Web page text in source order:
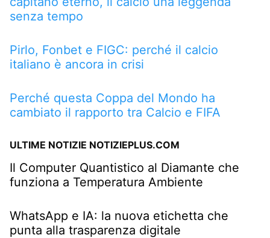
senza tempo
Pirlo, Fonbet e FIGC: perché il calcio
italiano è ancora in crisi
Perché questa Coppa del Mondo ha
cambiato il rapporto tra Calcio e FIFA
ULTIME NOTIZIE NOTIZIEPLUS.COM
Il Computer Quantistico al Diamante che
funziona a Temperatura Ambiente
WhatsApp e IA: la nuova etichetta che
punta alla trasparenza digitale